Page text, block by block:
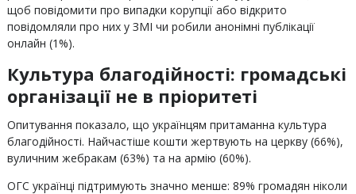
щоб повідомити про випадки корупції aбо відкрито
повідомляли про них у ЗМІ чи робили анонімні публікації
онлайн (1%).
Культура благодійності: громадські
організації не в пріоритеті
Опитування показало, що українцям притаманна культура
благодійності. Найчастіше кошти жертвують на церкву (66%),
вуличним жебракам (63%) та на армію (60%).
ОГС українці підтримують значно менше: 89% громадян ніколи